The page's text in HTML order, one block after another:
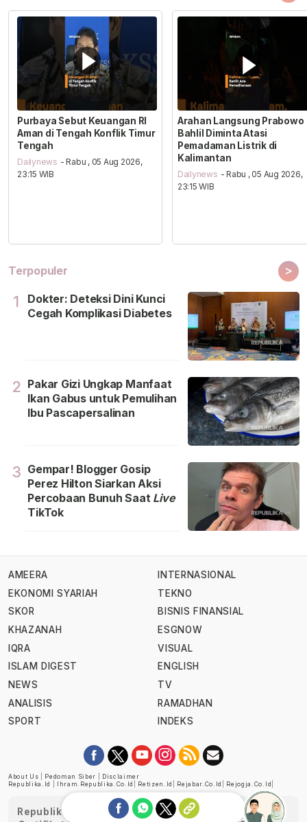
Purbaya Sebut Keuangan RI
Aman di Tengah Konflik Timur
Tengah
Dailynews - Rabu , 05 Aug 2026,
23:15 WIB
Arahan Langsung Prabowo
Bahlil Diminta Atasi
Pemadaman Listrik di
Kalimantan
Dailynews - Rabu , 05 Aug 2026,
23:15 WIB
Terpopuler >
1
Dokter: Deteksi Dini Kunci
Cegah Komplikasi Diabetes
2 Pakar Gizi Ungkap Manfaat
Ikan Gabus untuk Pemulihan
Ibu Pascapersalinan
3 Gempar! Blogger Gosip
Perez Hilton Siarkan Aksi
Percobaan Bunuh Saat Live
TikTok
AMEERA
EKONOMI SYARIAH
SKOR
KHAZANAH
IQRA
ISLAM DIGEST
NEWS
ANALISIS
SPORT
INTERNASIONAL
TEKNO
BISNIS FINANSIAL
ESGNOW
VISUAL
ENGLISH
TV
RAMADHAN
INDEKS
About Us Pedoman Siber
Disclaimer
Republika.id
Ihram.republika.co.id Retizen.id Rejabar.co.id Rejogja.co.id
Republika telah diverifikasi oleh Dewan Pers